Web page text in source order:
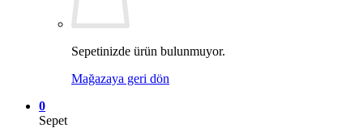
Sepetinizde ürün bulunmuyor.
Mağazaya geri dön
0
Sepet